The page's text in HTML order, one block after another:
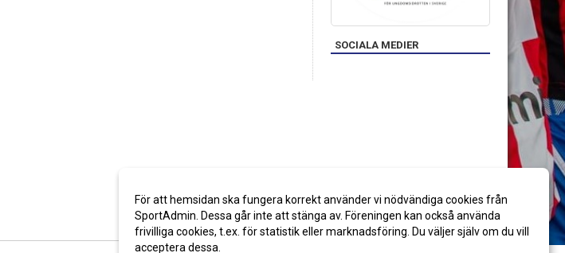
SOCIALA MEDIER
För att hemsidan ska fungera korrekt använder vi nödvändiga cookies från
SportAdmin. Dessa går inte att stänga av. Föreningen kan också använda
frivilliga cookies, t.ex. för statistik eller marknadsföring. Du väljer själv om du vill
acceptera dessa.